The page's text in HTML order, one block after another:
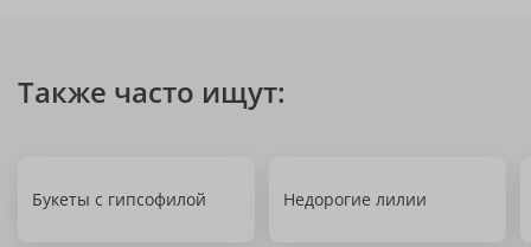
Также часто ищут:
Букеты с гипсофилой Недорогие лилии